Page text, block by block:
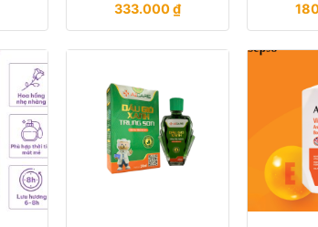
333.000₫